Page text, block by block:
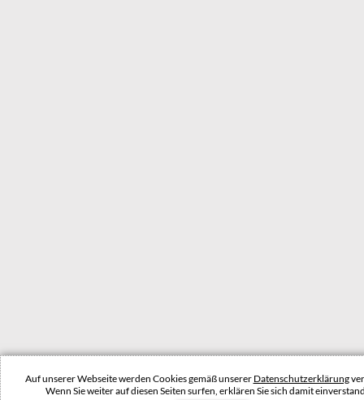
Auf unserer Webseite werden Cookies gemäß unserer Datenschutzerklärung
Wenn Sie weiter auf diesen Seiten surfen, erklären Sie sich damit